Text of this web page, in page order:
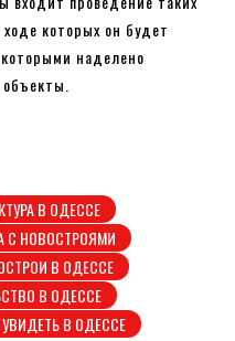
которых он будет
которыми наделено
В ОДЕССЕ
С НОВОСТРОЯМИ
В ОДЕССЕ
В ОДЕССЕ
В ОДЕССЕ